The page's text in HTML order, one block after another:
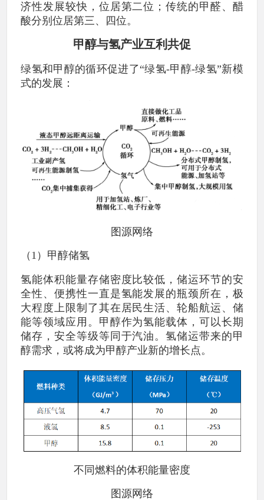
济性发展较快，位居第二位；传统的甲醛、醋
酸分别位居第三、四位。
甲醇与氢产业互利共促
绿氢和甲醇的循环促进了“绿氢-甲醇-绿氢”新模
式的发展：
图源网络
（ 1 ）甲醇储氢
氢能体积能量存储密度比较低，储运环节的安
全性、便携性一直是氢能发展的瓶颈所在，极
大程度上限制了其在居民生活、轮船航运、储
能等领域应用。甲醇作为氢能载体，可以长期
储存，安全等级等同于汽油。氢储运带来的甲
醇需求，或将成为甲醇产业新的增长点。
不同燃料的体积能量密度
图源网络